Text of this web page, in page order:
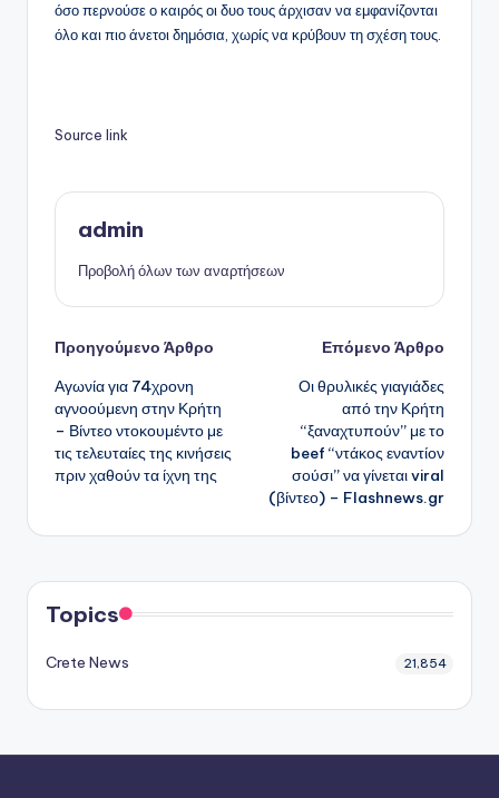
όσο περνούσε ο καιρός οι δυο τους άρχισαν να εμφανίζονται
όλο και πιο άνετοι δημόσια, χωρίς να κρύβουν τη σχέση τους.
Source link
admin
Προβολή όλων των αναρτήσεων
Πλοήγηση
δημοσιεύσεων
Προηγούμενο Άρθρο
Αγωνία για 74χρονη
αγνοούμενη στην Κρήτη
– Βίντεο ντοκουμέντο με
τις τελευταίες της κινήσεις
πριν χαθούν τα ίχνη της
Επόμενο Άρθρο
Οι θρυλικές γιαγιάδες
από την Κρήτη
“ξαναχτυπούν” με το
beef “ντάκος εναντίον
σούσι” να γίνεται viral
(βίντεο) – Flashnews.gr
Topics
Crete News 21,854